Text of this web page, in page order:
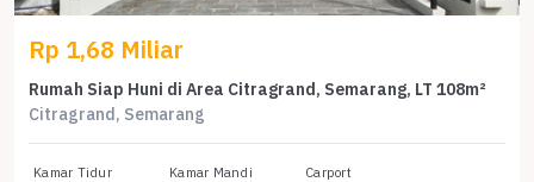
Rp 1,68 Miliar
Rumah Siap Huni di Area Citragrand, Semarang, LT 108m²
Citragrand, Semarang
Kamar Tidur Kamar Mandi Carport